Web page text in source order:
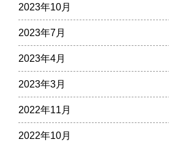
2023年10月
2023年7月
2023年4月
2023年3月
2022年11月
2022年10月